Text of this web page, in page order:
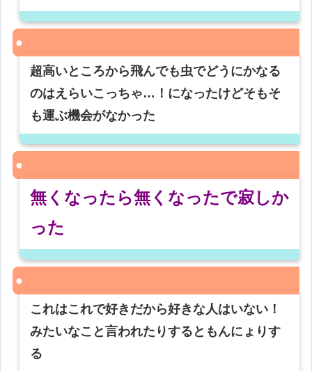
超高いところから飛んでも虫でどうにかなる
のはえらいこっちゃ…！になったけどそもそ
も運ぶ機会がなかった
無くなったら無くなったで寂しか
った
これはこれで好きだから好きな人はいない！
みたいなこと言われたりするともんにょりす
る